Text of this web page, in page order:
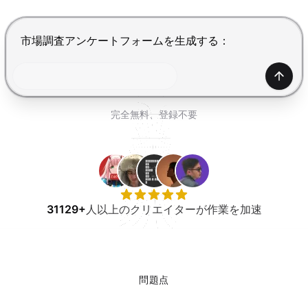
サインイン
Enterで送信、Shift+Enterで改行
生成
完全無料、登録不要
31129+人以上のクリエイターが作業を加速
問題点